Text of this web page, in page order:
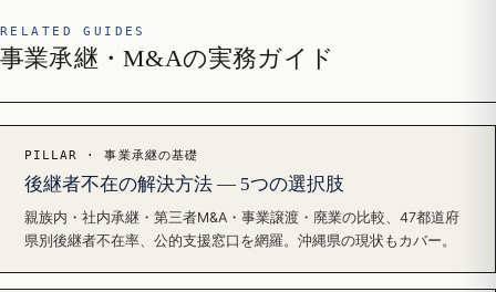
RELATED GUIDES
事業承継・M&Aの実務ガイド
PILLAR · 事業承継の基礎
後継者不在の解決方法 — 5つの選択肢
親族内・社内承継・第三者M&A・事業譲渡・廃業の比較、47都道府
県別後継者不在率、公的支援窓口を網羅。沖縄県の現状もカバー。